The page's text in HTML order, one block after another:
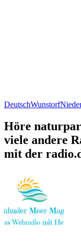
DeutschWunstorf
Höre
viele andere
mit der